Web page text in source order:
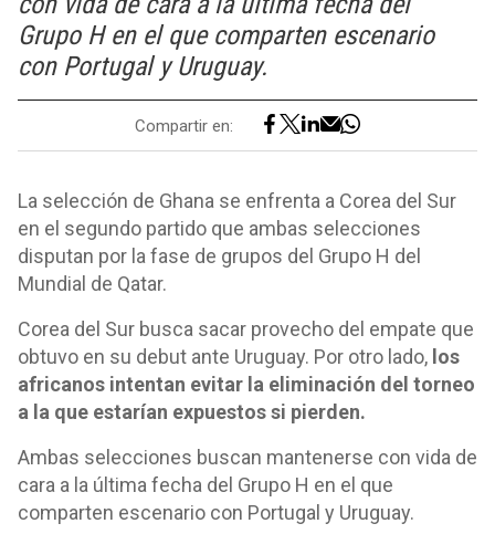
Grupo H en el que comparten escenario
con Portugal y Uruguay.
Compartir en:
La selección de Ghana se enfrenta a Corea del Sur
en el segundo partido que ambas selecciones
disputan por la fase de grupos del Grupo H del
Mundial de Qatar.
Corea del Sur busca sacar provecho del empate que
obtuvo en su debut ante Uruguay. Por otro lado, los
africanos intentan evitar la eliminación del torneo
a la que estarían expuestos si pierden.
Ambas selecciones buscan mantenerse con vida de
cara a la última fecha del Grupo H en el que
comparten escenario con Portugal y Uruguay.